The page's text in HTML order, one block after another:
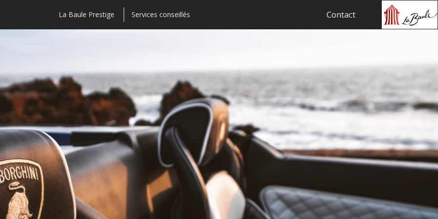
La Baule Prestige Services conseillés Contact